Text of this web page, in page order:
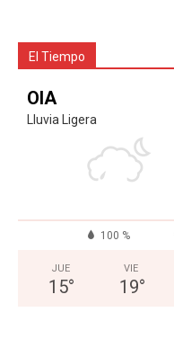
El Tiempo
OIA
Lluvia Ligera
100 %
JUE
15°
VIE
19°